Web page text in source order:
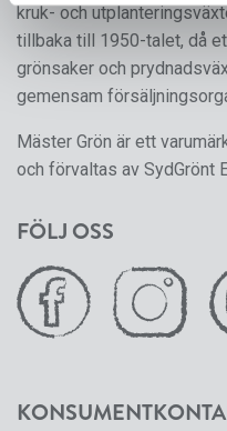
kruk- och
tillbaka till 1950-talet, då
grönsaker och
gemensam
Mäster Grön är ett
och förvaltas av SydGrönt
FÖLJ OSS